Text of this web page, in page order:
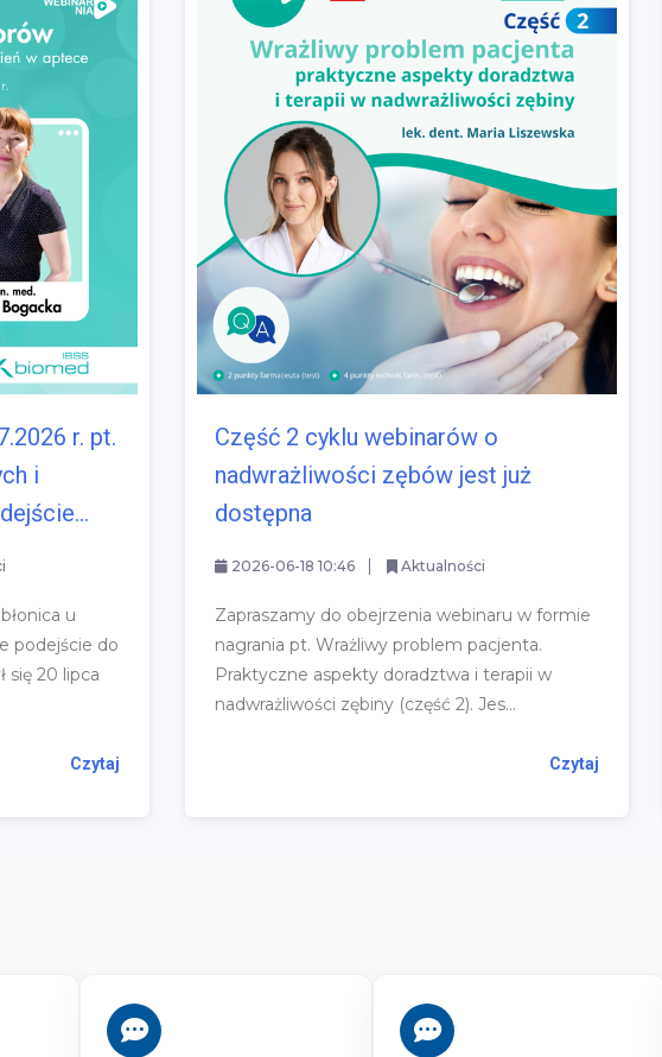
r. pt.
i
u
podejście do
się 20 lipca
Czytaj
Część 2 cyklu webinarów o
nadwrażliwości zębów jest już
dostępna
2026-06-18 10:46 Aktualności
Zapraszamy do obejrzenia webinaru w formie
nagrania pt. Wrażliwy problem pacjenta.
Praktyczne aspekty doradztwa i terapii w
nadwrażliwości zębiny (część 2). Jes...
Czytaj